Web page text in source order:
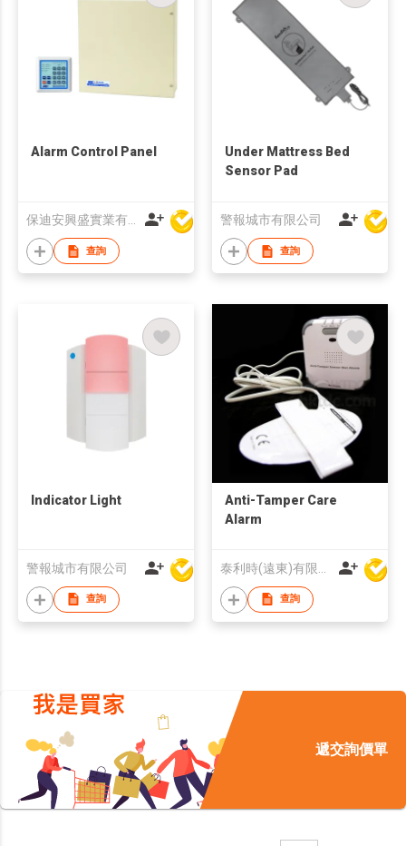
Alarm Control Panel
保迪安興盛實業有限公司
查詢
Under Mattress Bed
Sensor Pad
警報城市有限公司
查詢
Indicator Light
警報城市有限公司
查詢
Anti-Tamper Care
Alarm
查詢
遞交詢價單